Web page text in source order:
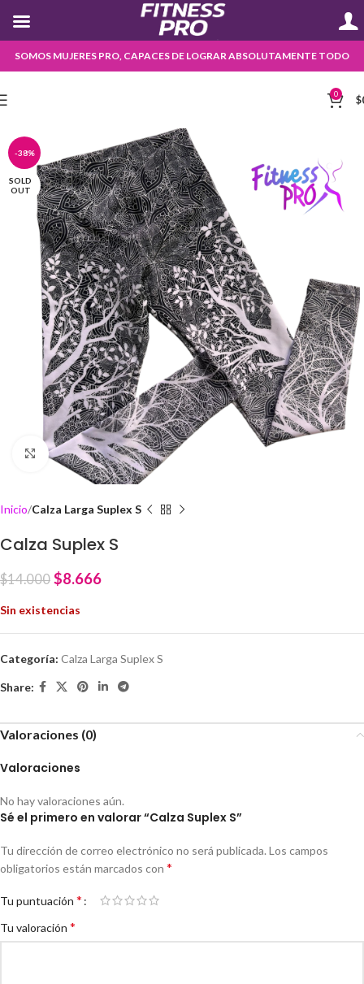
SOMOS MUJERES PRO, CAPACES DE LOGRAR ABSOLUTAMENTE TODO
0 $
-38%
SOLD
OUT
Click to enlarge
Inicio Calza Larga Suplex S
Calza Suplex S
$14.000 $8.666
Sin existencias
Categoría: Calza Larga Suplex S
Share:
Valoraciones (0)
Valoraciones
No hay valoraciones aún.
Sé el primero en valorar “Calza Suplex S”
Tu dirección de correo electrónico no será publicada. Los campos
obligatorios están marcados con *
Tu puntuación *
Tu valoración *